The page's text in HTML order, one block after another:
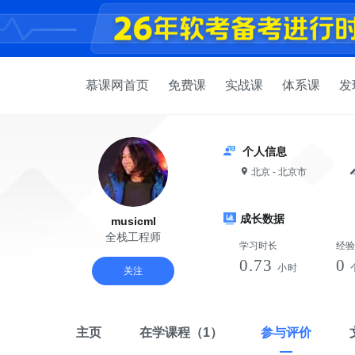
慕课网首页 免费课 实战课 体系课 发
musicml
全栈工程师
关注
个人信息
北京 - 北京市
成长数据
学习时长
0.73 小时
经
0
主页 在学课程 （1） 参与评价